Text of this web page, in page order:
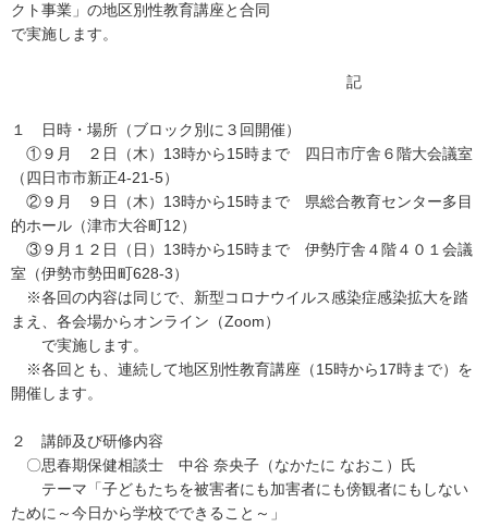
クト事業」の地区別性教育講座と合同
で実施します。
記
１ 日時・場所（ブロック別に３回開催）
①９月 ２日（木）13時から15時まで 四日市庁舎６階大会議室
（四日市市新正4-21-5）
②９月 ９日（木）13時から15時まで 県総合教育センター多目
的ホール（津市大谷町12）
③９月１２日（日）13時から15時まで 伊勢庁舎４階４０１会議
室（伊勢市勢田町628-3）
※各回の内容は同じで、新型コロナウイルス感染症感染拡大を踏
まえ、各会場からオンライン（Zoom）
で実施します。
※各回とも、連続して地区別性教育講座（15時から17時まで）を
開催します。
２ 講師及び研修内容
〇思春期保健相談士 中谷 奈央子（なかたに なおこ）氏
テーマ「子どもたちを被害者にも加害者にも傍観者にもしない
ために～今日から学校でできること～」